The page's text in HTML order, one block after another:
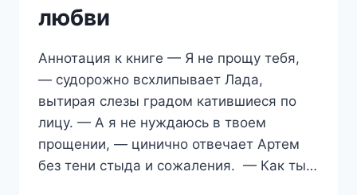
любви
Аннотация к книге — Я не прощу тебя,
— судорожно всхлипывает Лада,
вытирая слезы градом катившиеся по
лицу. — А я не нуждаюсь в твоем
прощении, — цинично отвечает Артем
без тени стыда и сожаления. — Как ты…